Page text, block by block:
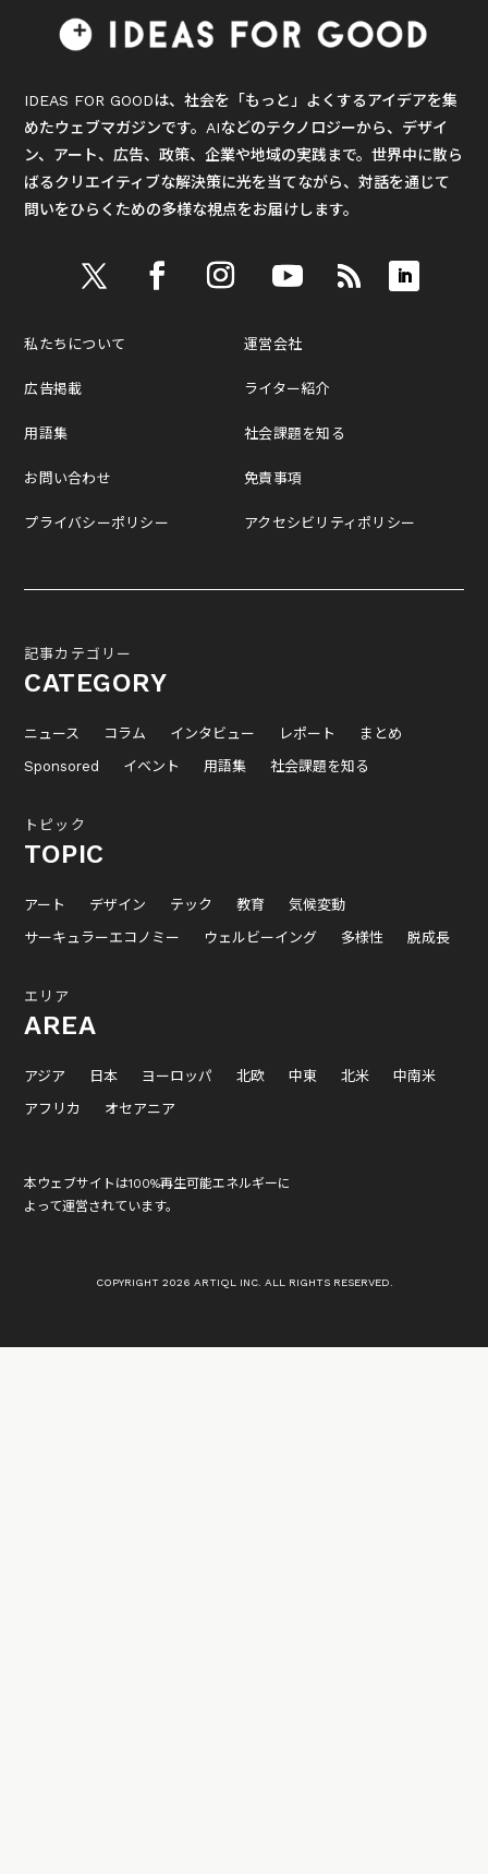
IDEAS FOR GOODは、社会を「もっと」よくするアイデアを集
めたウェブマガジンです。AIなどのテクノロジーから、デザイ
ン、アート、広告、政策、企業や地域の実践まで。世界中に散ら
ばるクリエイティブな解決策に光を当てながら、対話を通じて
問いをひらくための多様な視点をお届けします。
私たちについて
広告掲載
用語集
お問い合わせ
プライバシーポリシー
運営会社
ライター紹介
社会課題を知る
免責事項
アクセシビリティポリシー
記事カテゴリー
CATEGORY
ニュース コラム インタビュー レポート
まとめ
Sponsored
イベント 用語集 社会課題を知る
トピック
TOPIC
アート デザイン テック 教育
気候変動
サーキュラーエコノミー
ウェルビーイング 多様性 脱成長
エリア
AREA
アジア 日本 ヨーロッパ 北欧 中東 北米
中南米
アフリカ
オセアニア
本ウェブサイトは100%再生可能エネルギーに
よって運営されています。
COPYRIGHT 2026 ARTIQL INC. ALL RIGHTS RESERVED.